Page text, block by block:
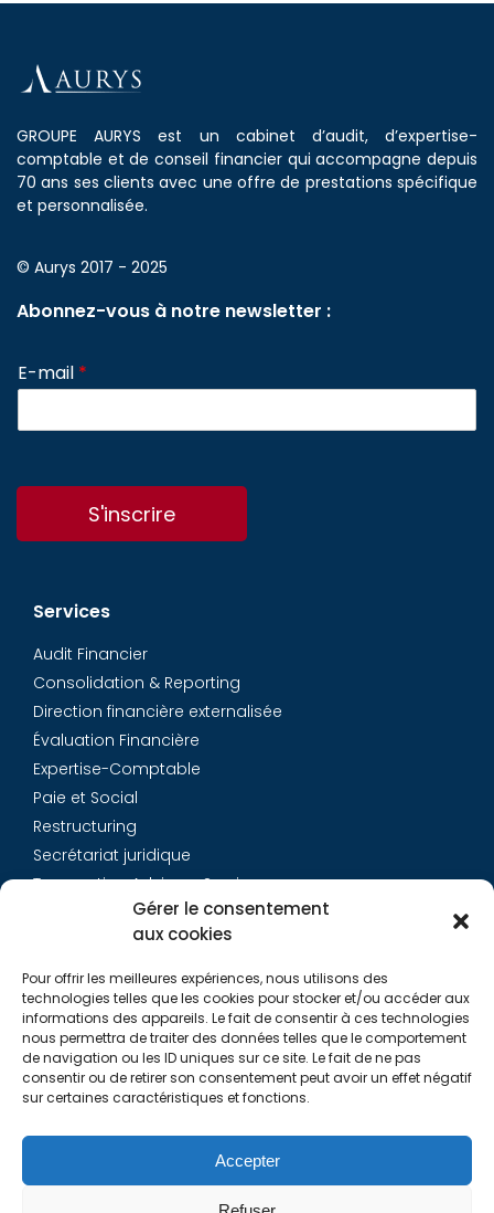
Gérer le consentement
aux cookies
Pour offrir les meilleures expériences, nous utilisons des
technologies telles que les cookies pour stocker et/ou accéder aux
informations des appareils. Le fait de consentir à ces technologies
nous permettra de traiter des données telles que le comportement
de navigation ou les ID uniques sur ce site. Le fait de ne pas
consentir ou de retirer son consentement peut avoir un effet négatif
sur certaines caractéristiques et fonctions.
Accepter
GROUPE AURYS est un cabinet d’audit, d’expertise-
comptable et de conseil financier qui accompagne depuis
70 ans ses clients avec une offre de prestations spécifique
et personnalisée.
© Aurys 2017 - 2025
Abonnez-vous à notre newsletter :
E-mail *
S'inscrire
Services
Audit Financier
Consolidation & Reporting
Direction financière externalisée
Évaluation Financière
Expertise-Comptable
Paie et Social
Restructuring
Secrétariat juridique
Transaction Advisory Services
Équipe
Carrières
Contact
Liens utiles
Politique de Cookies (EU)